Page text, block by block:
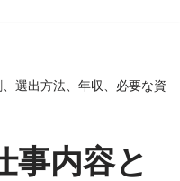
選出方法、年収、必要な資
事内容と